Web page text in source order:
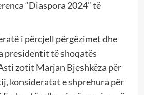
“Diaspora 2024” të
i përcjell përgëzimet dhe
presidentit të shoqatës
zotit Marjan Bjeshkëza për
konsideratat e shprehura për